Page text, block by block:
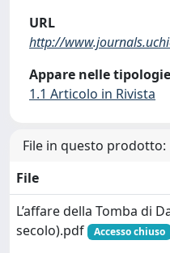
URL
http://
Appare nelle
1.1 Articolo in Rivista
File in questo prodotto:
File
L’affare della Tomba di
secolo).pdf
Accesso chiuso